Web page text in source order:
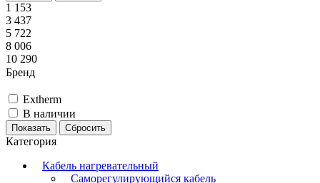
Категория
Кабель нагревательный
Саморегулирующийся кабель
1 153
3 437
5 722
8 006
10 290
Бренд
Extherm
В наличии
Сбросить